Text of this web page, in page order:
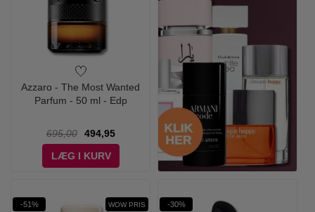
Azzaro - The Most Wanted
Parfum - 50 ml - Edp
695,00
494,95
LÆG I KURV
-51% WOW PRIS -30%